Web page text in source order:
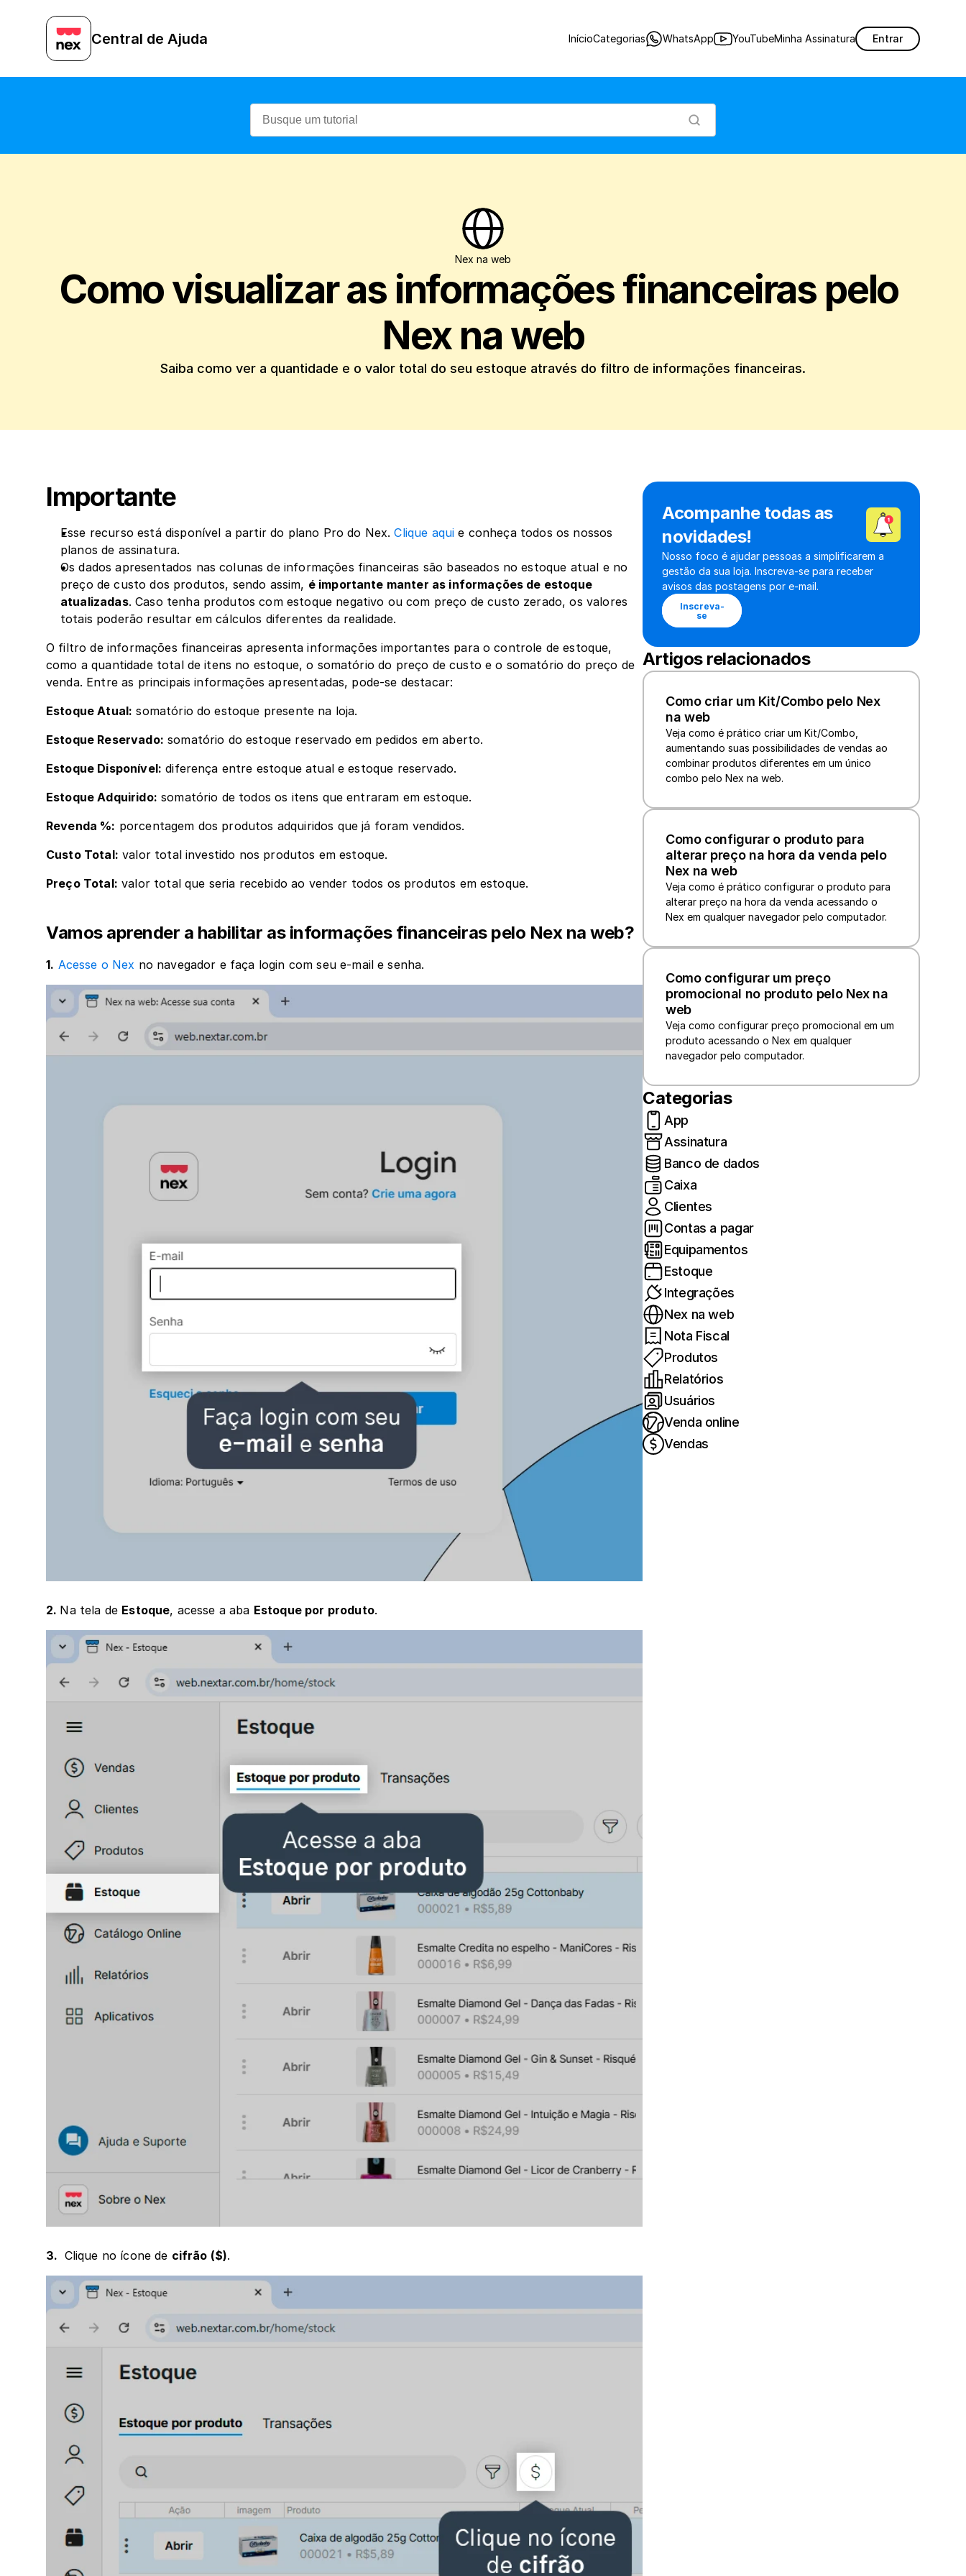
Central de Ajuda InícioCategorias WhatsApp YouTubeMinha Assinatura Entrar
Nex na web
Como visualizar as informações financeiras pelo
Nex na web
Saiba como ver a quantidade e o valor total do seu estoque através do filtro de informações financeiras.
Importante
Esse recurso está disponível a partir do plano Pro do Nex. Clique aqui e conheça todos os nossos
planos de assinatura.
Os dados apresentados nas colunas de informações financeiras são baseados no estoque atual e no
preço de custo dos produtos, sendo assim, é importante manter as informações de estoque
atualizadas. Caso tenha produtos com estoque negativo ou com preço de custo zerado, os valores
totais poderão resultar em cálculos diferentes da realidade.
O filtro de informações financeiras apresenta informações importantes para o controle de estoque,
como a quantidade total de itens no estoque, o somatório do preço de custo e o somatório do preço de
venda. Entre as principais informações apresentadas, pode-se destacar:
Estoque Atual: somatório do estoque presente na loja.
Estoque Reservado: somatório do estoque reservado em pedidos em aberto.
Estoque Disponível: diferença entre estoque atual e estoque reservado.
Estoque Adquirido: somatório de todos os itens que entraram em estoque.
Revenda %: porcentagem dos produtos adquiridos que já foram vendidos.
Custo Total: valor total investido nos produtos em estoque.
Preço Total: valor total que seria recebido ao vender todos os produtos em estoque.
Vamos aprender a habilitar as informações financeiras pelo Nex na web?
1. Acesse o Nex no navegador e faça login com seu e-mail e senha.
2. Na tela de Estoque, acesse a aba Estoque por produto.
3. Clique no ícone de cifrão ($).
Acompanhe todas as
novidades!
Nosso foco é ajudar pessoas a simplificarem a
gestão da sua loja. Inscreva-se para receber
avisos das postagens por e-mail.
Inscreva-
se
Artigos relacionados
Como criar um Kit/Combo pelo Nex
na web
Veja como é prático criar um Kit/Combo,
aumentando suas possibilidades de vendas ao
combinar produtos diferentes em um único
combo pelo Nex na web.
Como configurar o produto para
alterar preço na hora da venda pelo
Nex na web
Veja como é prático configurar o produto para
alterar preço na hora da venda acessando o
Nex em qualquer navegador pelo computador.
Como configurar um preço
promocional no produto pelo Nex na
web
Veja como configurar preço promocional em um
produto acessando o Nex em qualquer
navegador pelo computador.
Categorias
App
Assinatura
Banco de dados
Caixa
Clientes
Contas a pagar
Equipamentos
Estoque
Integrações
Nex na web
Nota Fiscal
Produtos
Relatórios
Usuários
Venda online
Vendas